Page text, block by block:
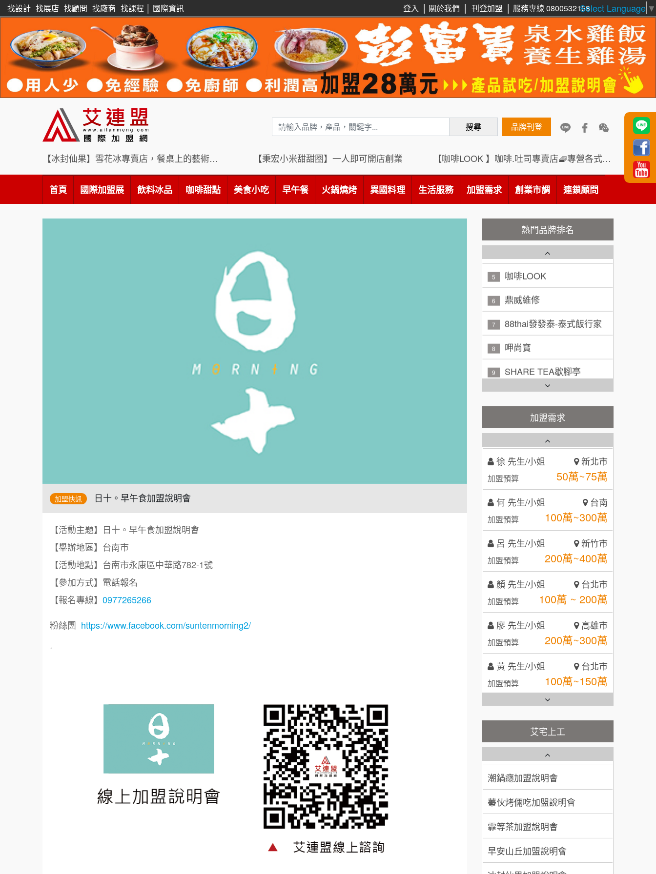
Select Language ▼
找設計 找展店 找顧問 找廠商 找課程 國際資訊 關於我們 刊登加盟 服務專線 0800532168
登入
搜尋 品牌刊登
【冰封仙果】雪花冰專賣店，餐桌上的藝術饗宴 【秉宏小米甜甜圈】一人即可開店創業 【咖啡LOOK 】咖啡.吐司專賣店🧇專營各式創意法式吐司
首頁 國際加盟展 飲料冰品 咖啡甜點 美食小吃 早午餐 火鍋燒烤 異國料理 生活服務 加盟需求 創業市調 連鎖顧問
加盟快訊 日十。早午食加盟說明會
【活動主題】日十。早午食加盟說明會
【舉辦地區】台南市
【活動地點】台南市永康區中華路782-1號
【參加方式】電話報名
【報名專線】 0977265266
粉絲團 https://www.facebook.com/suntenmorning2/
ˊ
熱門品牌排名
6 鼎威維修
7 88thai發發泰-泰式飯行家
SHARE TEA歇腳亭
TEA TOP台灣第一味
1 Cozy coffee可集咖啡
秉宏小米甜甜圈
4 潮鍋癮
5 咖啡LOOK
6 鼎威維修
7 88thai發發泰-泰式飯行家
8 呷尚寶
9 SHARE TEA歇腳亭
10 TEA TOP台灣第一味
Cozy coffee可集咖啡
3 秉宏小米甜甜圈
潮鍋癮
咖啡LOOK
鼎威維修
7 88thai發發泰-泰式飯行家
8 呷尚寶
9 SHARE TEA歇腳亭
10 TEA TOP台灣第一味
加盟需求
周 先生/小姐 台北
加盟預算 100萬 ~150萬
徐 先生/小姐 新北市
何 先生/小姐 台南
呂 先生/小姐 新竹市
加盟預算 200萬~400萬
100萬 ~ 200萬
加盟預算 200萬~300萬
黃 先生/小姐
加盟預算 100萬~150萬
林 先生/小姐 屏東縣
加盟預算
吳 先生/小姐 屏東縣
加盟預算 100萬~200萬
周 先生/小姐
加盟預算 100萬 ~150萬
徐 先生/小姐 新北市
加盟預算 50萬~75萬
何 先生/小姐 台南
加盟預算 100萬~300萬
呂 先生/小姐 新竹市
加盟預算 200萬~400萬
顏 先生/小姐 台北市
加盟預算 100萬 ~ 200萬
廖 先生/小姐 高雄市
加盟預算 200萬~300萬
黃 先生/小姐 台北市
加盟預算 100萬~150萬
林 先生/小姐 屏東縣
加盟預算 100萬 ~ 200萬
吳 先生/小姐 屏東縣
加盟預算 100萬~200萬
周 先生/小姐 台北
加盟預算 100萬 ~150萬
徐 先生/小姐
加盟預算 50萬~75萬
何 先生/小姐
艾宅上工
【曉妍美妝】誠徵行政櫃檯
自助洗衣店誠徵代洗收送人員
(台中市)
MUSHEN徵SPA美容芳療師
日十。早午食加盟說明會
拾鑶火鍋加盟說明會
全家加盟說明會
台灣G湯加盟說明會
彭富貴加盟說明會
NU PASTA義大利麵加盟說明
會
潮鍋癮加盟說明會
蓁伙烤倆吃加盟說明會
霏等茶加盟說明會
早安山丘加盟說明會
冰封仙果加盟說明會
藍象廷泰式火鍋加盟說明會
日十。早午食加盟說明會
上宇林加盟說明會
莫尼早餐Morni加盟說明會
手作功夫茶加盟說明會
SHARE TEA歇腳亭加盟說明會